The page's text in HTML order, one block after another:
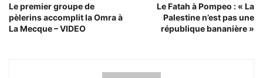
Le premier groupe de
pèlerins accomplit la Omra à
La Mecque – VIDEO
Le Fatah à Pompeo : « La
Palestine n’est pas une
république bananière »